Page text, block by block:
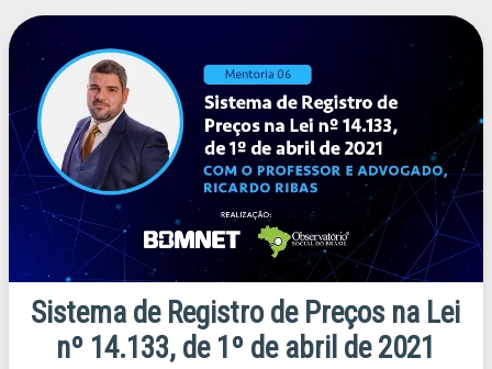
Sistema de Registro de Preços na Lei
nº 14.133, de 1º de abril de 2021